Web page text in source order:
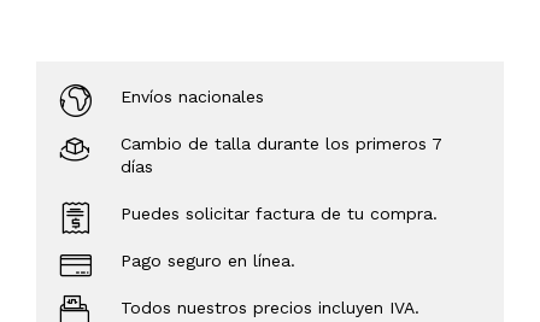
Envíos nacionales
Cambio de talla durante los primeros 7
días
Puedes solicitar factura de tu compra.
Pago seguro en línea.
Todos nuestros precios incluyen IVA.